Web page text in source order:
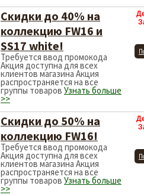
Скидки до 40% на
коллекцию FW16 и
SS17 white!
Требуется ввод промокода
Акция доступна для всех
клиентов магазина Акция
распространяется на все
группы товаров Узнать больше
>>
Скидки до 50% на
коллекцию FW16!
Требуется ввод промокода
Акция доступна для всех
клиентов магазина Акция
распространяется на все
группы товаров Узнать больше
>>